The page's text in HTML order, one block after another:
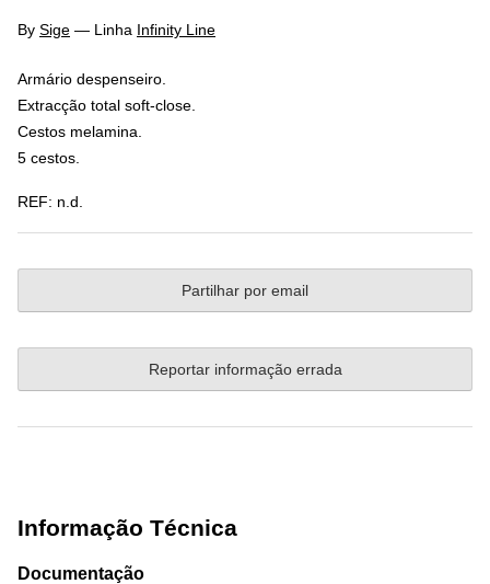
By Sige — Linha Infinity Line
Armário despenseiro.
Extracção total soft-close.
Cestos melamina.
5 cestos.
REF: n.d.
Partilhar por email
Reportar informação errada
Informação Técnica
Documentação